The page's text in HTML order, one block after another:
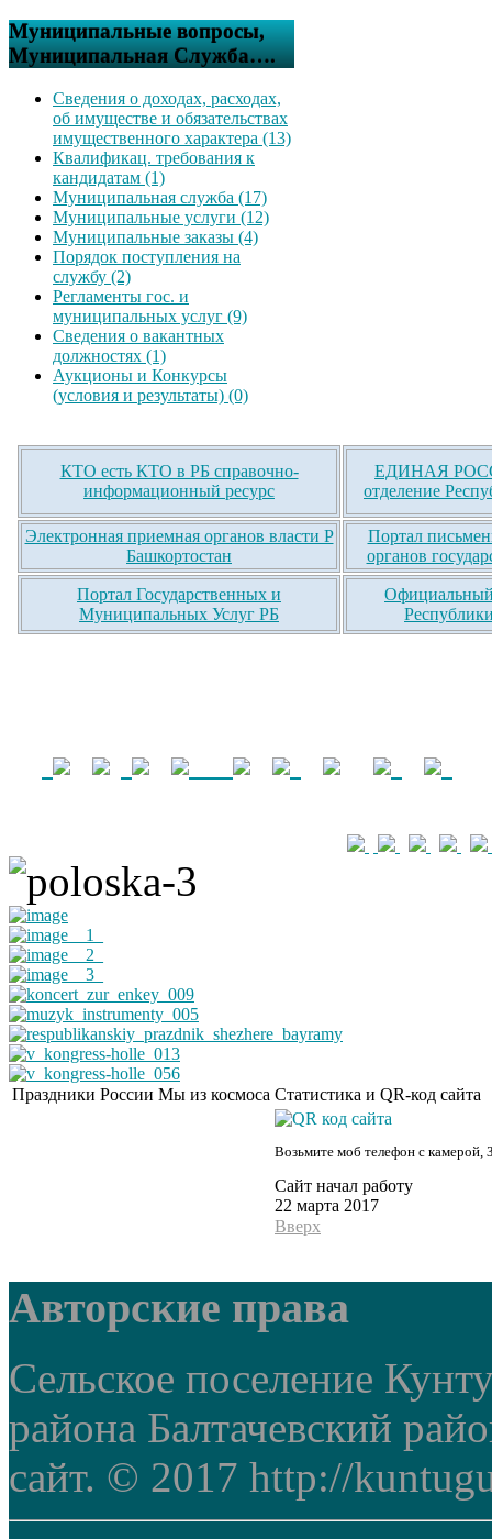
Муниципальные вопросы,
Муниципальная Служба….
Сведения о доходах, расходах,
об имуществе и обязательствах
имущественного характера (13)
Квалификац. требования к
кандидатам (1)
Муниципальная служба (17)
Муниципальные услуги (12)
Муниципальные заказы (4)
Порядок поступления на
службу (2)
Регламенты гос. и
муниципальных услуг (9)
Сведения о вакантных
должностях (1)
Аукционы и Конкурсы
(условия и результаты) (0)
КТО есть КТО в РБ справочно-
информационный ресурс
ЕДИНАЯ
отделение
Электронная приемная органов власти Р
Башкортостан
Портал
органов
Портал Государственных и
Муниципальных Услуг РБ
Официальный
Праздники России Мы из космоса Статистика и QR-код сайта
Возьмите моб телефон с камерой,
Сайт начал работу
22 марта 2017
Вверх
Авторские права
Сельское поселение
района Балтачевский
сайт. © 2017 http://